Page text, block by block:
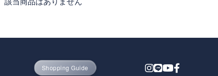
Shopping Guide